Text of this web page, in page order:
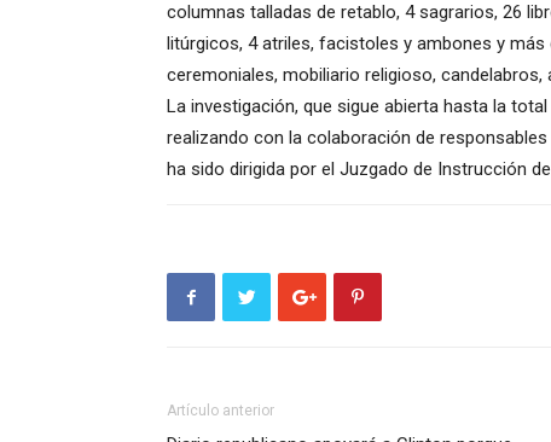
columnas talladas de retablo, 4 sagrarios, 26
litúrgicos, 4 atriles, facistoles y ambones y
ceremoniales, mobiliario religioso, candelabros,
La investigación, que sigue abierta hasta la
realizando con la colaboración de
ha sido dirigida por el Juzgado de Instrucción
Artículo anterior